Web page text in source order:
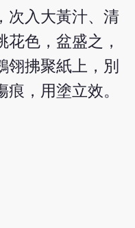
次入大黃汁、清
色，盆盛之，
翎拂聚紙上，別
，用塗立效。